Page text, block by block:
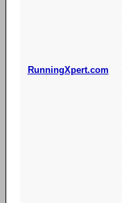
RunningXpert.com